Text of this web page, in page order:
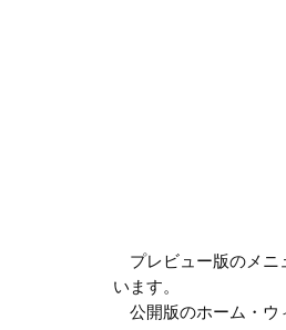
プレビュー版のメニ
います。
公開版のホーム・ウ